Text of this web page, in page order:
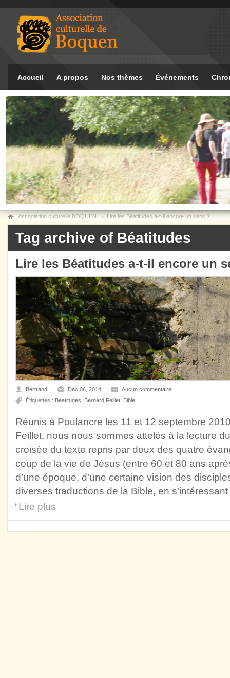
Accueil A propos Nos thèmes Événements
Association culturelle BOQUEN Lire les Béatitudes a-t-il encore un sens ?
Tag archive of Béatitudes
Lire les Béatitudes a-t-il encore un
Bertrand Déc 06, 2014
Aucun commentaire
Étiquettes : Béatitudes Bernard Feillet Bible
Réunis à Poulancre les 11 et 12 septembre
Feillet, nous nous sommes attelés à la lecture
croisée du texte repris par deux des quatre
coup de la vie de Jésus (entre 60 et 80 ans
d’une époque, d’une certaine vision des
diverses traductions de la Bible, en s’intéressant
Lire plus